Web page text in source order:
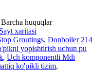
huquqlar
Sayt xaritasi
Groutings, Donboiler 214
yopishtirish uchun pu
, Uch komponentli Mdi
ko'pikli tizim,